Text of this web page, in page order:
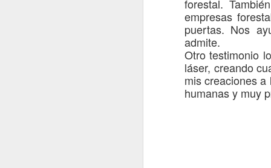
forestal.
empresas
puertas. Nos
admite.
Otro testimonio
láser, creando
miscreacionesa
humanas y muy